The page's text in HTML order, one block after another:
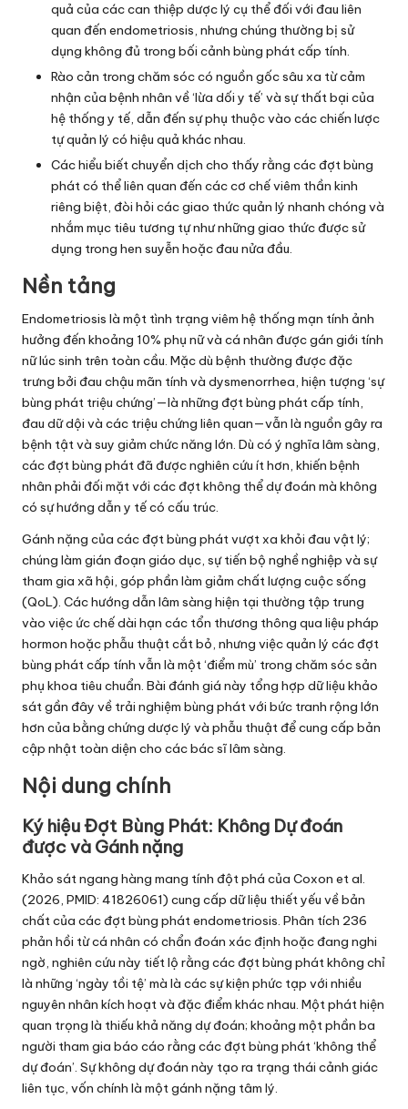
quả của các can thiệp dược lý cụ thể đối với đau liên
quan đến endometriosis, nhưng chúng thường bị sử
dụng không đủ trong bối cảnh bùng phát cấp tính.
Rào cản trong chăm sóc có nguồn gốc sâu xa từ cảm
nhận của bệnh nhân về ‘lừa dối y tế’ và sự thất bại của
hệ thống y tế, dẫn đến sự phụ thuộc vào các chiến lược
tự quản lý có hiệu quả khác nhau.
Các hiểu biết chuyển dịch cho thấy rằng các đợt bùng
phát có thể liên quan đến các cơ chế viêm thần kinh
riêng biệt, đòi hỏi các giao thức quản lý nhanh chóng và
nhắm mục tiêu tương tự như những giao thức được sử
dụng trong hen suyễn hoặc đau nửa đầu.
Nền tảng
Endometriosis là một tình trạng viêm hệ thống mạn tính ảnh
hưởng đến khoảng 10% phụ nữ và cá nhân được gán giới tính
nữ lúc sinh trên toàn cầu. Mặc dù bệnh thường được đặc
trưng bởi đau chậu mãn tính và dysmenorrhea, hiện tượng ‘sự
bùng phát triệu chứng’—là những đợt bùng phát cấp tính,
đau dữ dội và các triệu chứng liên quan—vẫn là nguồn gây ra
bệnh tật và suy giảm chức năng lớn. Dù có ý nghĩa lâm sàng,
các đợt bùng phát đã được nghiên cứu ít hơn, khiến bệnh
nhân phải đối mặt với các đợt không thể dự đoán mà không
có sự hướng dẫn y tế có cấu trúc.
Gánh nặng của các đợt bùng phát vượt xa khỏi đau vật lý;
chúng làm gián đoạn giáo dục, sự tiến bộ nghề nghiệp và sự
tham gia xã hội, góp phần làm giảm chất lượng cuộc sống
(QoL). Các hướng dẫn lâm sàng hiện tại thường tập trung
vào việc ức chế dài hạn các tổn thương thông qua liệu pháp
hormon hoặc phẫu thuật cắt bỏ, nhưng việc quản lý các đợt
bùng phát cấp tính vẫn là một ‘điểm mù’ trong chăm sóc sản
phụ khoa tiêu chuẩn. Bài đánh giá này tổng hợp dữ liệu khảo
sát gần đây về trải nghiệm bùng phát với bức tranh rộng lớn
hơn của bằng chứng dược lý và phẫu thuật để cung cấp bản
cập nhật toàn diện cho các bác sĩ lâm sàng.
Nội dung chính
Ký hiệu Đợt Bùng Phát: Không Dự đoán
được và Gánh nặng
Khảo sát ngang hàng mang tính đột phá của Coxon et al.
(2026, PMID: 41826061) cung cấp dữ liệu thiết yếu về bản
chất của các đợt bùng phát endometriosis. Phân tích 236
phản hồi từ cá nhân có chẩn đoán xác định hoặc đang nghi
ngờ, nghiên cứu này tiết lộ rằng các đợt bùng phát không chỉ
là những ‘ngày tồi tệ’ mà là các sự kiện phức tạp với nhiều
nguyên nhân kích hoạt và đặc điểm khác nhau. Một phát hiện
quan trọng là thiếu khả năng dự đoán; khoảng một phần ba
người tham gia báo cáo rằng các đợt bùng phát ‘không thể
dự đoán’. Sự không dự đoán này tạo ra trạng thái cảnh giác
liên tục, vốn chính là một gánh nặng tâm lý.